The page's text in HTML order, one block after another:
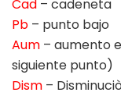
Cad – cadeneta
Pb – punto bajo
Aum – aumento
siguiente punto)
Dism –